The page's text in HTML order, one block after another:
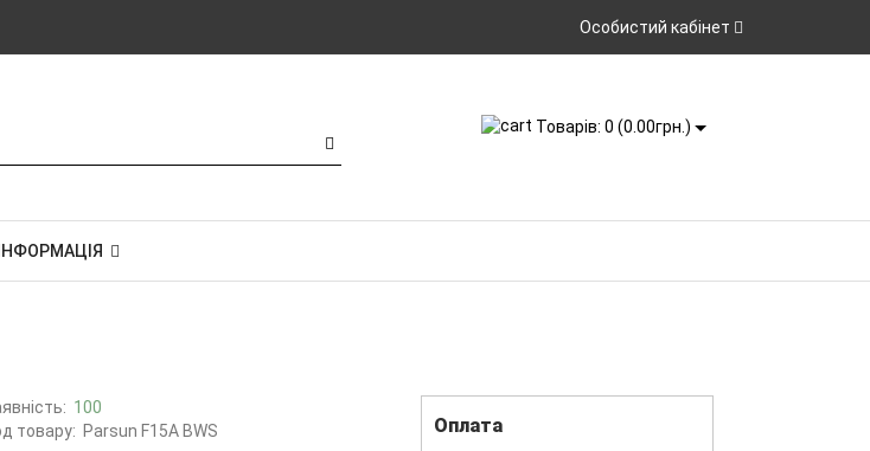
Особистий кабінет
Товарів: 0 (0.00грн.)
ІНФОРМАЦІЯ
100
товару: Parsun F15A BWS Оплата